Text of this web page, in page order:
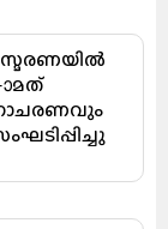
ാമത്